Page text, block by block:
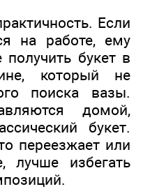
Если
на работе, ему
букет в
который не
поиска вазы.
домой,
букет.
переезжает или
лучше избегать